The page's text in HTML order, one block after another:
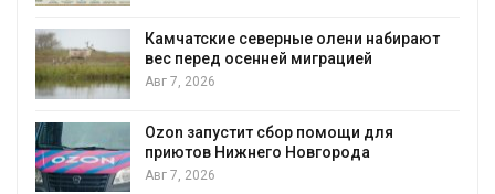
олени набирают
миграцией
сбор помощи для
Новгорода
Тайфун, засуха и
несколько
Авг 7, 2026
Солнечные